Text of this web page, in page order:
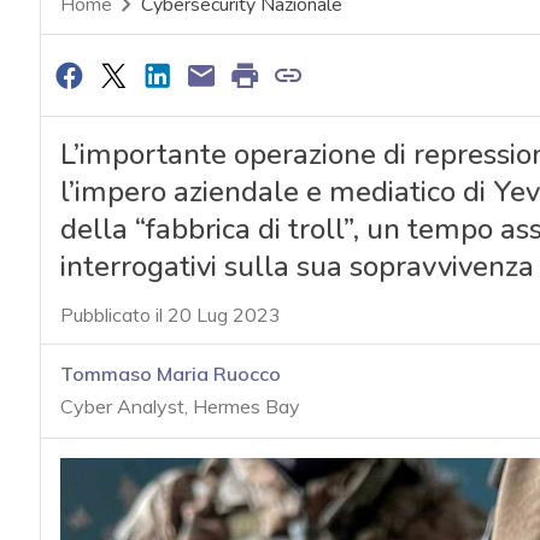
L’importante operazione di
l’impero aziendale e mediatico di
della “fabbrica di troll”, un tempo
interrogativi sulla sua
Pubblicato il 20 Lug 2023
Tommaso Maria Ruocco
Cyber Analyst, Hermes Bay